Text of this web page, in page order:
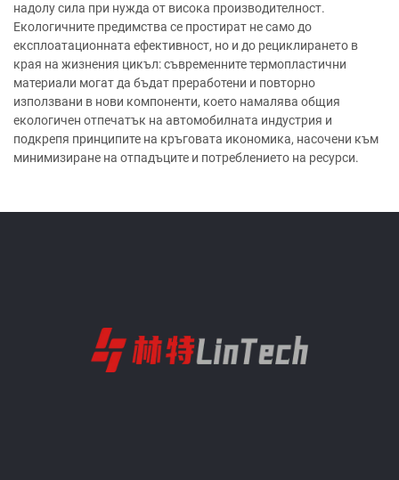
надолу сила при нужда от висока производителност.
Екологичните предимства се простират не само до
експлоатационната ефективност, но и до рециклирането в
края на жизнения цикъл: съвременните термопластични
материали могат да бъдат преработени и повторно
използвани в нови компоненти, което намалява общия
екологичен отпечатък на автомобилната индустрия и
подкрепя принципите на кръговата икономика, насочени към
минимизиране на отпадъците и потреблението на ресурси.